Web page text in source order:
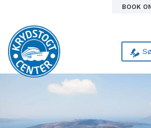
BOOK
Til forsiden